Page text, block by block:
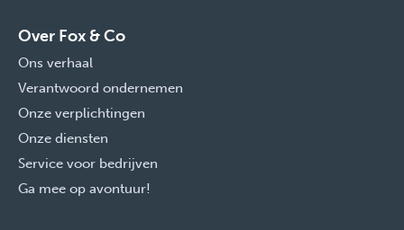
Over Fox & Co
Ons verhaal
Verantwoord ondernemen
Onze verplichtingen
Onze diensten
Service voor bedrijven
Ga mee op avontuur!